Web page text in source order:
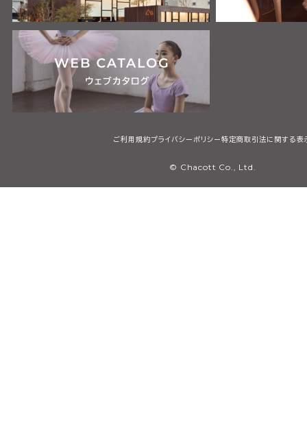
ご利用規約プライバシーポリシー特定商取引法に関する表
© Chacott Co., Ltd.